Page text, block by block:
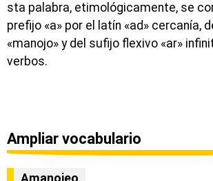
sta palabra, etimológicamente, se
prefijo «a» por el latín «ad» cercanía,
«manojo» y del sufijo flexivo «ar»
verbos.
Ampliar vocabulario